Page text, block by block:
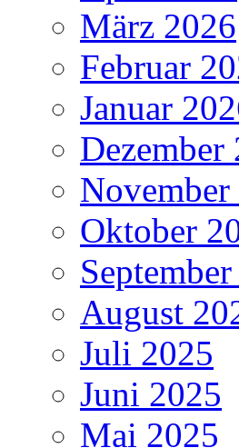
März 2026
Februar
Januar
Dezember
November
Oktober
August
Juli 2025
Juni 2025
Mai 2025